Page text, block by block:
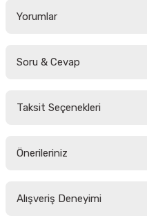
Yorumlar
Soru & Cevap
Taksit Seçenekleri
Önerileriniz
yetersiz gördüğünüz noktaları
Alışveriş Deneyimi